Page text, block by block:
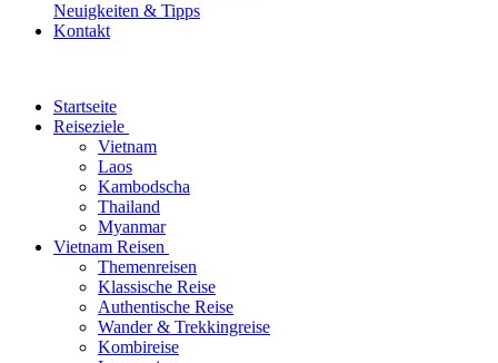
Neuigkeiten & Tipps
Kontakt
Startseite
Reiseziele
Vietnam
Laos
Kambodscha
Thailand
Myanmar
Vietnam Reisen
Themenreisen
Klassische Reise
Authentische Reise
Wander & Trekkingreise
Kombireise